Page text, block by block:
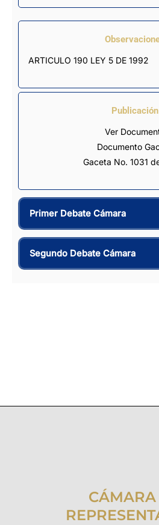
ARTICULO 190 LEY 5 DE 1992
Publicación
Ver
Documento
Gaceta No. 1031
Primer Debate Cámara
Segundo Debate Cámara
CÁMARA